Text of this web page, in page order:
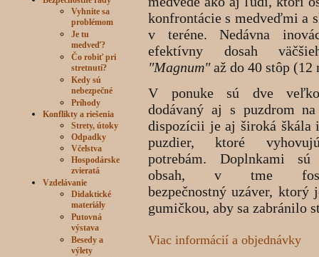
Vyhnite sa
problémom
Je tu
medveď?
Čo robiť pri
stretnutí?
Kedy sú
nebezpečné
Príhody
Konflikty a riešenia
Strety, útoky
Odpadky
Včelstva
Hospodárske
zvieratá
Vzdelávanie
Didaktické
materiály
Putovná
výstava
Besedy a
výlety
konfrontácie s medveďmi a
v teréne. Nedávna
efektívny dosah
"Magnum"až do 40 stôp (12
V ponuke sú dve
dodávaný aj s puzdrom
dispozícii je aj široká škála
puzdier, ktoré
potrebám. Doplnkami sú
obsah, v tme
bezpečnostný uzáver, ktorý
gumičkou, aby sa zabránilo
Viac informácií a objednávky